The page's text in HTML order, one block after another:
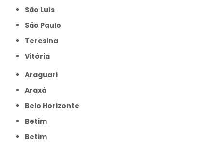
São Luís
São Paulo
Teresina
Vitória
Araguari
Araxá
Belo Horizonte
Betim
Betim